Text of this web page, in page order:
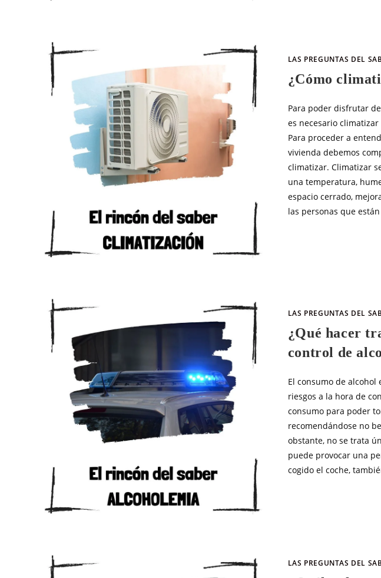
LAS PREGUNTAS DEL
¿Cómo
Para poder disfrutar
es necesario
Para proceder a
vivienda debemos
climatizar. Climatizar
una temperatura,
espacio cerrado,
las personas que
LAS PREGUNTAS DEL
¿Qué hacer
control de
El consumo de
riesgos a la hora de
consumo para poder
recomendándose no
obstante, no se trata
puede provocar una
cogido el coche,
LAS PREGUNTAS DEL